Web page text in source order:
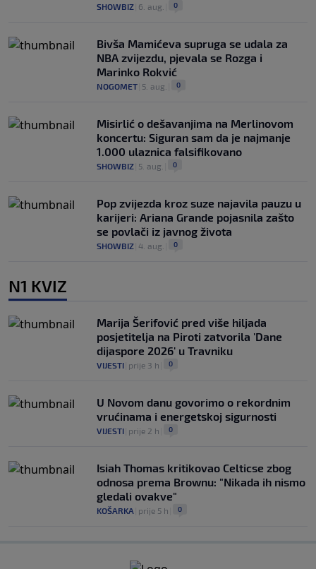
SHOWBIZ 6. aug. 0
Bivša Mamićeva supruga se udala za
NBA zvijezdu, pjevala se Rozga i
Marinko Rokvić
NOGOMET 5. aug. 0
Misirlić o dešavanjima na Merlinovom
koncertu: Siguran sam da je najmanje
1.000 ulaznica falsifikovano
SHOWBIZ 5. aug. 0
Pop zvijezda kroz suze najavila pauzu u
karijeri: Ariana Grande pojasnila zašto
se povlači iz javnog života
SHOWBIZ 4. aug. 0
N1 KVIZ
Marija Šerifović pred više hiljada
posjetitelja na Piroti zatvorila 'Dane
dijaspore 2026' u Travniku
VIJESTI prije 3 h 0
U Novom danu govorimo o rekordnim
vrućinama i energetskoj sigurnosti
VIJESTI prije 2 h 0
Isiah Thomas kritikovao Celticse zbog
odnosa prema Brownu: "Nikada ih nismo
gledali ovakve"
KOŠARKA prije 5 h 0